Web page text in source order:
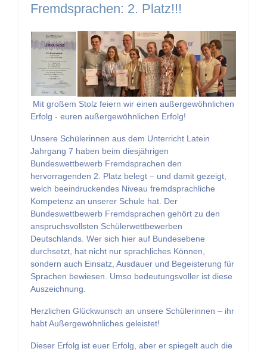
Fremdsprachen: 2. Platz!!!
Mit großem Stolz feiern wir einen außergewöhnlichen
Erfolg - euren außergewöhnlichen Erfolg!
Unsere Schülerinnen aus dem Unterricht Latein
Jahrgang 7 haben beim diesjährigen
Bundeswettbewerb Fremdsprachen den
hervorragenden 2. Platz belegt – und damit gezeigt,
welch beeindruckendes Niveau fremdsprachliche
Kompetenz an unserer Schule hat. Der
Bundeswettbewerb Fremdsprachen gehört zu den
anspruchsvollsten Schülerwettbewerben
Deutschlands. Wer sich hier auf Bundesebene
durchsetzt, hat nicht nur sprachliches Können,
sondern auch Einsatz, Ausdauer und Begeisterung für
Sprachen bewiesen. Umso bedeutungsvoller ist diese
Auszeichnung.
Herzlichen Glückwunsch an unsere Schülerinnen – ihr
habt Außergewöhnliches geleistet!
Dieser Erfolg ist euer Erfolg, aber er spiegelt auch die